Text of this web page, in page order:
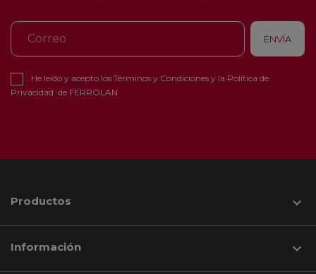
He leído y acepto los Términos y Condiciones y la Política de
Privacidad de FERROLAN
Productos 
Información 